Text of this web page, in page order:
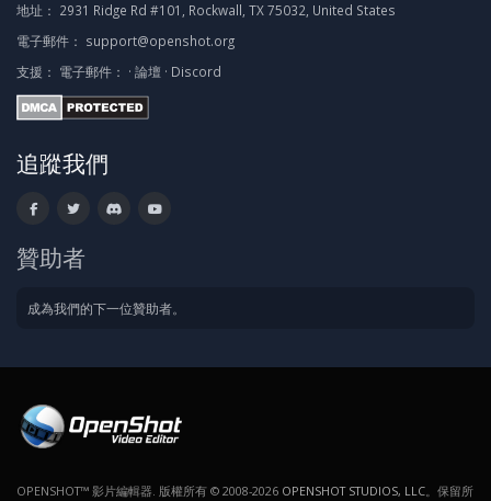
地址： 2931 Ridge Rd #101, Rockwall, TX 75032, United States
電子郵件： support@openshot.org
支援： 電子郵件： · 論壇 · Discord
追蹤我們
贊助者
成為我們的下一位贊助者。
OPENSHOT™ 影片編輯器. 版權所有 © 2008-2026 OPENSHOT STUDIOS, LLC。保留所